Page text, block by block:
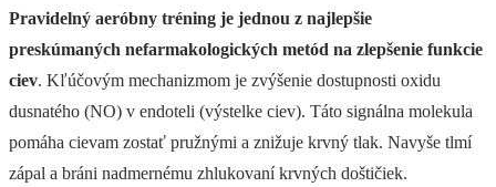
Pravidelný aeróbny tréning je jednou z najlepšie
preskúmaných nefarmakologických metód na zlepšenie funkcie
ciev. Kľúčovým mechanizmom je zvýšenie dostupnosti oxidu
dusnatého (NO) v endoteli (výstelke ciev). Táto signálna molekula
pomáha cievam zostať pružnými a znižuje krvný tlak. Navyše tlmí
zápal a bráni nadmernému zhlukovaní krvných doštičiek.